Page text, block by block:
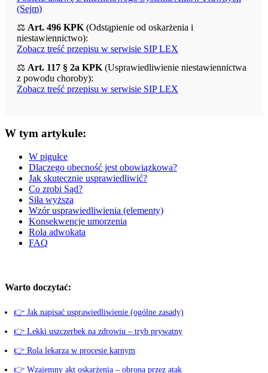
(Sejm)
⚖️ Art. 496 KPK (Odstąpienie od oskarżenia i
niestawiennictwo):
Zobacz treść przepisu w serwisie SIP LEX
⚖️ Art. 117 § 2a KPK (Usprawiedliwienie niestawiennictwa
z powodu choroby):
Zobacz treść przepisu w serwisie SIP LEX
W tym artykule:
W pigułce
Dlaczego obecność jest obowiązkowa?
Jak skutecznie usprawiedliwić?
Co zrobi Sąd?
Siła wyższa
Wzór usprawiedliwienia (elementy)
Konsekwencje umorzenia
Rola adwokata
FAQ
Warto doczytać:
👉 Jak napisać usprawiedliwienie (ogólne zasady)
👉 Lekki uszczerbek na zdrowiu – tryb prywatny
👉 Rola lekarza w procesie karnym
👉 Wzajemny akt oskarżenia – obrona przez atak